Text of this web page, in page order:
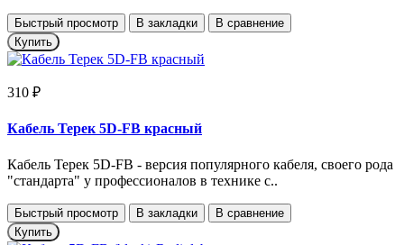
Быстрый просмотр В закладки
В сравнение
Купить
310 ₽
Кабель Терек 5D-FB красный
Кабель Терек 5D-FB - версия популярного кабеля, своего рода
"стандарта" у профессионалов в технике с..
Быстрый просмотр В закладки
В сравнение
Купить